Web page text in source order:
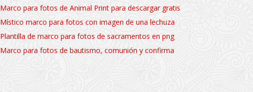
Marco para fotos de Animal Print para descargar gratis
Místico marco para fotos con imagen de una lechuza
Plantilla de marco para fotos de sacramentos en png
Marco para fotos de bautismo, comunión y confirma